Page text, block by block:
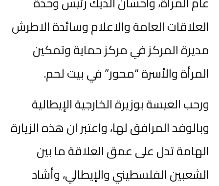
العلاقات العامة والاعلام وسائدة الاطرش
مديرة المركز في مركز حماية وتمكين
المرأة والأسرة “محور” في بيت لحم.
ورحب العيسة بوزيرة الخارجية الإيطالية
وبالوفد المرافق لها، واعتبر ان هذه الزيارة
الهامة تدل على عمق العلاقة ما بين
الشعبين الفلسطيني والإيطالي، وأشاد